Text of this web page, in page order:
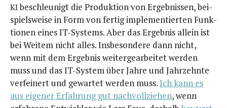
KIbeschleu­nigt die Pro­duk­ti­on von Ergeb­nis­sen, bei­
spiels­wei­se in Form von fer­tig imple­men­tier­ten Funk­
tio­nen eines IT-Sys­tems. Aber das Ergeb­nis allein ist
bei Wei­tem nicht alles. Ins­be­son­de­re dann nicht,
wenn mit dem Ergeb­nis wei­ter­ge­ar­bei­tet wer­den
muss und das IT-Sys­tem über Jah­re und Jahr­zehn­te
ver­fei­nert und gewar­tet wer­den muss.Ich kann es
aus eige­ner Erfah­rung gut nach­voll­zie­hen, wenn